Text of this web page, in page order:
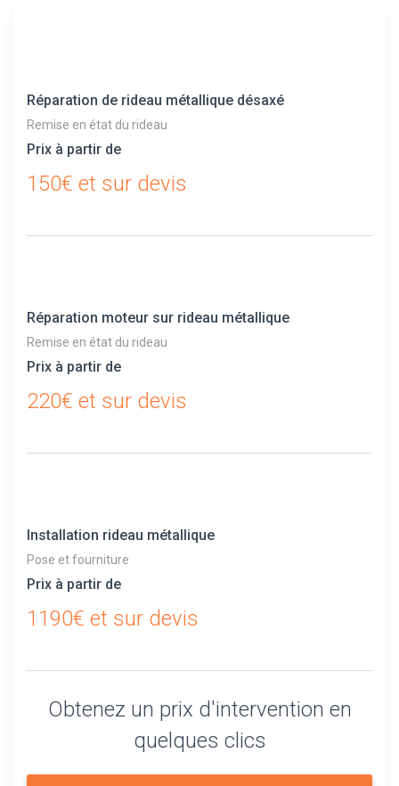
Réparation de rideau métallique désaxé
Remise en état du rideau
Prix à partir de
150€ et sur devis
Réparation moteur sur rideau métallique
Remise en état du rideau
Prix à partir de
220€ et sur devis
Installation rideau métallique
Pose et fourniture
Prix à partir de
1190€ et sur devis
Obtenez un prix d'intervention en
quelques clics